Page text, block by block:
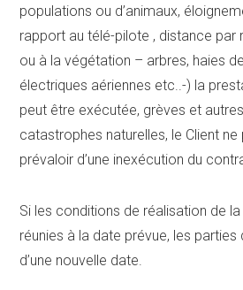
populations ou d’animaux,
rapport au télé-pilote , distance par
ou à la végétation – arbres, haies
électriques aériennes etc..-) la
peut être exécutée, grèves et
catastrophes naturelles, le Client
prévaloir d’une inexécution du
Si les conditions de réalisation de
réunies à la date prévue, les
d’une nouvelle date.